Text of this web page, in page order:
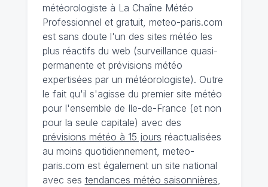
météorologiste à La Chaîne Météo
Professionnel et gratuit, meteo-paris.com
est sans doute l'un des sites météo les
plus réactifs du web (surveillance quasi-
permanente et prévisions météo
expertisées par un météorologiste). Outre
le fait qu'il s'agisse du premier site météo
pour l'ensemble de Ile-de-France (et non
pour la seule capitale) avec des
prévisions météo à 15 jours réactualisées
au moins quotidiennement, meteo-
paris.com est également un site national
avec ses tendances météo saisonnières,